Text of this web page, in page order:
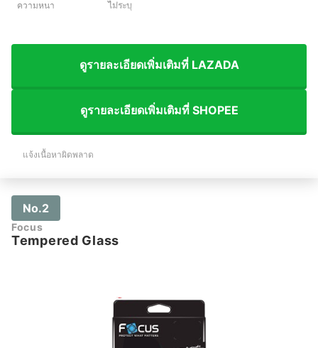
ความหนา ไม่ระบุ
ดูรายละเอียดเพิ่มเติมที่ LAZADA
ดูรายละเอียดเพิ่มเติมที่ SHOPEE
แจ้งเนื้อหาผิดพลาด
No.2
Focus
Tempered Glass